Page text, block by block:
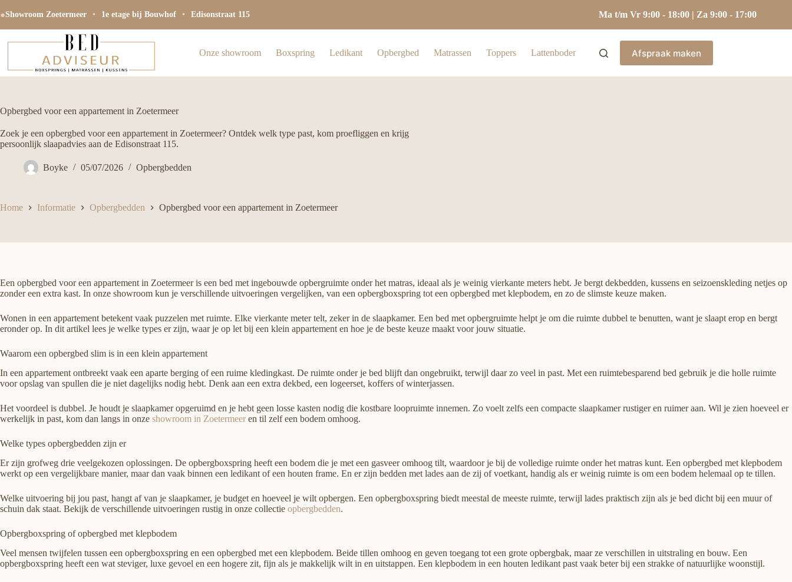
naar
●Showroom Zoetermeer • 1e etage bij Bouwhof • Edisonstraat 115 Ma t/m Vr 9:00 - 18:00 | Za 9:00 - 17:00
Onze showroom Boxspring Ledikant Opbergbed Matrassen Toppers Lattenbodems Hoofdkussens Kasten
Afspraak maken
Opbergbed voor een appartement in Zoetermeer
Zoek je een opbergbed voor een appartement in Zoetermeer? Ontdek welk type past, kom proefliggen en krijg
persoonlijk slaapadvies aan de Edisonstraat 115.
Boyke 05/07/2026 Opbergbedden
Home Informatie Opbergbedden Opbergbed voor een appartement in Zoetermeer
Een opbergbed voor een appartement in Zoetermeer is een bed met ingebouwde opbergruimte onder het matras, ideaal als je weinig vierkante meters hebt. Je bergt dekbedden, kussens en seizoenskleding netjes op
zonder een extra kast. In onze showroom kun je verschillende uitvoeringen vergelijken, van een opbergboxspring tot een opbergbed met klepbodem, en zo de slimste keuze maken.
Wonen in een appartement betekent vaak puzzelen met ruimte. Elke vierkante meter telt, zeker in de slaapkamer. Een bed met opbergruimte helpt je om die ruimte dubbel te benutten, want je slaapt erop en bergt
eronder op. In dit artikel lees je welke types er zijn, waar je op let bij een klein appartement en hoe je de beste keuze maakt voor jouw situatie.
Waarom een opbergbed slim is in een klein appartement
In een appartement ontbreekt vaak een aparte berging of een ruime kledingkast. De ruimte onder je bed blijft dan ongebruikt, terwijl daar zo veel in past. Met een ruimtebesparend bed gebruik je die holle ruimte
voor opslag van spullen die je niet dagelijks nodig hebt. Denk aan een extra dekbed, een logeerset, koffers of winterjassen.
Het voordeel is dubbel. Je houdt je slaapkamer opgeruimd en je hebt geen losse kasten nodig die kostbare loopruimte innemen. Zo voelt zelfs een compacte slaapkamer rustiger en ruimer aan. Wil je zien hoeveel er
werkelijk in past, kom dan langs in onze showroom in Zoetermeeren til zelf een bodem omhoog.
Welke types opbergbedden zijn er
Er zijn grofweg drie veelgekozen oplossingen. De opbergboxspring heeft een bodem die je met een gasveer omhoog tilt, waardoor je bij de volledige ruimte onder het matras kunt. Een opbergbed met klepbodem
werkt op een vergelijkbare manier, maar dan vaak binnen een ledikant of een houten frame. En er zijn bedden met lades aan de zij of voetkant, handig als er weinig ruimte is om een bodem helemaal op te tillen.
Welke uitvoering bij jou past, hangt af van je slaapkamer, je budget en hoeveel je wilt opbergen. Een opbergboxspring biedt meestal de meeste ruimte, terwijl lades praktisch zijn als je bed dicht bij een muur of
schuin dak staat. Bekijk de verschillende uitvoeringen rustig in onze collectie opbergbedden.
Opbergboxspring of opbergbed met klepbodem
Veel mensen twijfelen tussen een opbergboxspring en een opbergbed met een klepbodem. Beide tillen omhoog en geven toegang tot een grote opbergbak, maar ze verschillen in uitstraling en bouw. Een
opbergboxspring heeft een wat steviger, luxe gevoel en een hogere zit, fijn als je makkelijk wilt in en uitstappen. Een klepbodem in een houten ledikant past vaak beter bij een strakke of natuurlijke woonstijl.